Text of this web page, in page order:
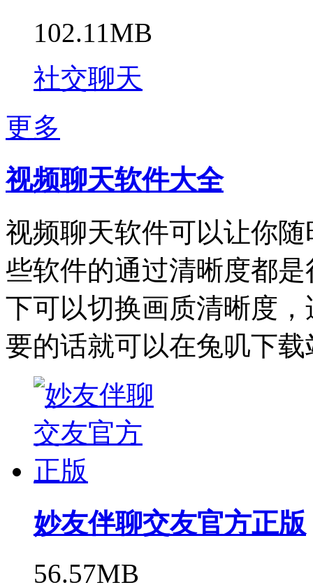
102.11MB
社交聊天
更多
视频聊天软件大全
视频聊天软件可以让你
些软件的通过清晰度都
下可以切换画质清晰度
要的话就可以在兔叽下
妙友伴聊交友官方正版
56.57MB